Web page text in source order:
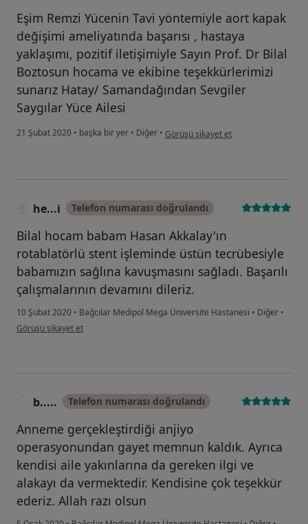
Eşim Remzi Yücenin Tavi yöntemiyle aort kapak
değişimi ameliyatında başarısı , hastaya
yaklaşımı, pozitif iletişimiyle Sayın Prof. Dr Bilal
Boztosun hocama ve ekibine teşekkürlerimizi
sunarız Hatay/ Samandağından Sevgiler
Saygılar Yüce Ailesi
21 Şubat 2020 • başka bir yer • Diğer • kullanıcının görüşüne göre he...i
Görüşü şikayet et
he...i Telefon numarası doğrulandı
Bilal hocam babam Hasan Akkalay'ın
rotablatörlü stent işleminde üstün tecrübesiyle
babamızın sağlına kavuşmasını sağladı. Başarılı
çalışmalarının devamını dileriz.
10 Şubat 2020 • Bağcılar Medipol Mega Üniversite Hastanesi • Diğer •
kullanıcının görüşüne göre he...i
Görüşü şikayet et
b..... Telefon numarası doğrulandı
Anneme gerçekleştirdiği anjiyo
operasyonundan gayet memnun kaldık. Ayrıca
kendisi aile yakınlarına da gereken ilgi ve
alakayı da vermektedir. Kendisine çok teşekkür
ederiz. Allah razı olsun